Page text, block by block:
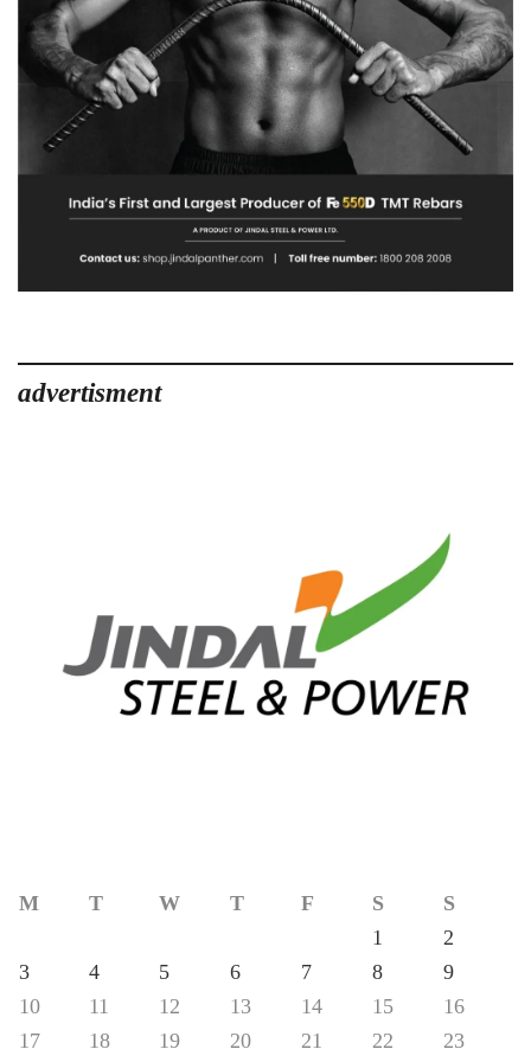
advertisment
M T W T F S
S
1
2
3
4 5 6 7 8
9
10
11 12 13 14 15
16
17
18 19 20 21 22 23